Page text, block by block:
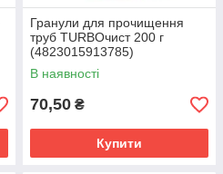
Гранули для прочищення
труб TURBOчист 200 г
(4823015913785)
В наявності
70,50 ₴
Купити